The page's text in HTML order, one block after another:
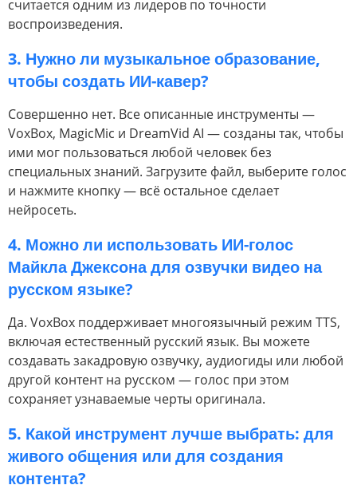
считается одним из лидеров по точности
воспроизведения.
3. Нужно ли музыкальное образование,
чтобы создать ИИ-кавер?
Совершенно нет. Все описанные инструменты —
VoxBox, MagicMic и DreamVid AI — созданы так, чтобы
ими мог пользоваться любой человек без
специальных знаний. Загрузите файл, выберите голос
и нажмите кнопку — всё остальное сделает
нейросеть.
4. Можно ли использовать ИИ-голос
Майкла Джексона для озвучки видео на
русском языке?
Да. VoxBox поддерживает многоязычный режим TTS,
включая естественный русский язык. Вы можете
создавать закадровую озвучку, аудиогиды или любой
другой контент на русском — голос при этом
сохраняет узнаваемые черты оригинала.
5. Какой инструмент лучше выбрать: для
живого общения или для создания
контента?